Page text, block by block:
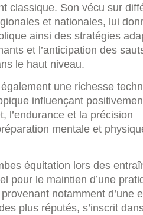
classique. Son vécu sur
et nationales, lui
ainsi des stratégies
et l’anticipation des
le haut niveau.
une richesse
influençant
l’endurance et la précision
mentale et
équitation lors des
pour le maintien d’une
notamment d’une
plus réputés, s’inscrit